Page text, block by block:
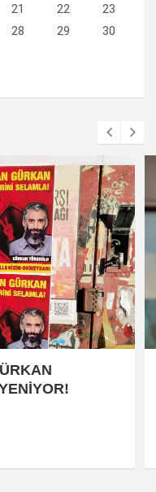
21 22
23
28 29
30